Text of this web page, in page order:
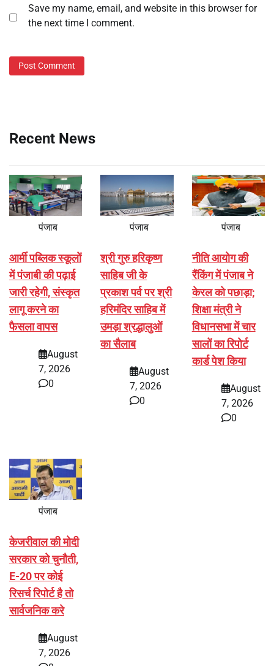
Save my name, email, and website in this browser for
the next time I comment.
Recent News
पंजाब
आर्मी पब्लिक स्कूलों
में पंजाबी की पढ़ाई
जारी रहेगी, संस्कृत
लागू करने का
फैसला वापस
August
7, 2026
0
पंजाब
श्री गुरु हरिकृष्ण
साहिब जी के
प्रकाश पर्व पर श्री
हरिमंदिर साहिब में
उमड़ा श्रद्धालुओं
का सैलाब
August
7, 2026
0
पंजाब
नीति आयोग की
रैंकिंग में पंजाब ने
केरल को पछाड़ा;
शिक्षा मंत्री ने
विधानसभा में चार
सालों का रिपोर्ट
कार्ड पेश किया
August
7, 2026
0
पंजाब
केजरीवाल की मोदी
सरकार को चुनौती,
E-20 पर कोई
रिसर्च रिपोर्ट है तो
सार्वजनिक करे
August
7, 2026